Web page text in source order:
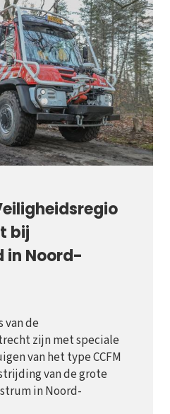
bij
in Noord-
van de
zijn met speciale
van het type CCFM
van de grote
in Noord-